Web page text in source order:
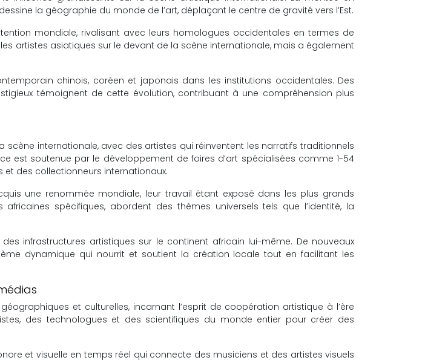
la géographie du monde de l’art, déplaçant le centre de gravité vers l’Est.
mondiale, rivalisant avec leurs homologues occidentales en termes de
artistes asiatiques sur le devant de la scène internationale, mais a également
chinois, coréen et japonais dans les institutions occidentales. Des
témoignent de cette évolution, contribuant à une compréhension plus
internationale, avec des artistes qui réinventent les narratifs traditionnels
soutenue par le développement de foires d’art spécialisées comme 1-54
et des collectionneurs internationaux.
une renommée mondiale, leur travail étant exposé dans les plus grands
spécifiques, abordent des thèmes universels tels que l’identité, la
infrastructures artistiques sur le continent africain lui-même. De nouveaux
dynamique qui nourrit et soutient la création locale tout en facilitant les
et culturelles, incarnant l’esprit de coopération artistique à l’ère
des technologues et des scientifiques du monde entier pour créer des
et visuelle en temps réel qui connecte des musiciens et des artistes visuels